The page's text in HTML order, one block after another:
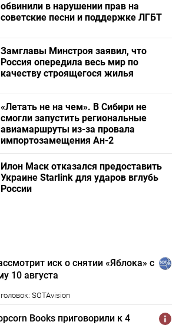
обвинили в нарушении прав на
советские песни и поддержке ЛГБТ
Замглавы Минстроя заявил, что
Россия опередила весь мир по
качеству строящегося жилья
«Летать не на чем». В Сибири не
смогли запустить региональные
авиамаршруты из-за провала
импортозамещения Ан-2
Илон Маск отказался предоставить
Украине Starlink для ударов вглубь
России